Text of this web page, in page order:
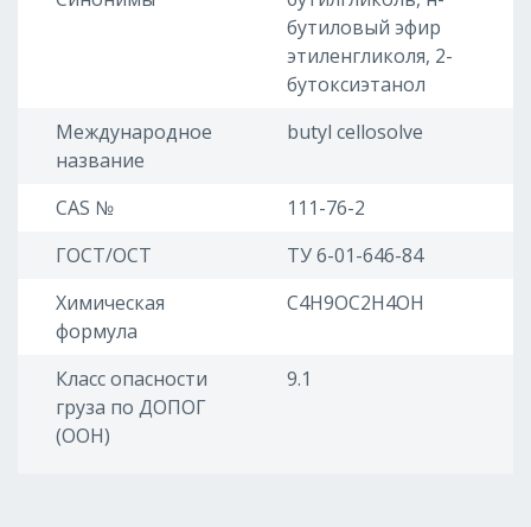
бутиловый эфир
этиленгликоля, 2-
бутоксиэтанол
Международное
название
butyl cellosolve
CAS №
111-76-2
ГОСТ/ОСТ
ТУ 6-01-646-84
Химическая
формула
С4Н9OC2H4OH
Класс опасности
груза по ДОПОГ
(ООН)
9.1